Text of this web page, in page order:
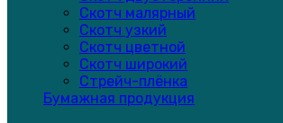
Скотч малярный
Скотч узкий
Скотч цветной
Скотч широкий
Стрейч-плёнка
Бумажная продукция